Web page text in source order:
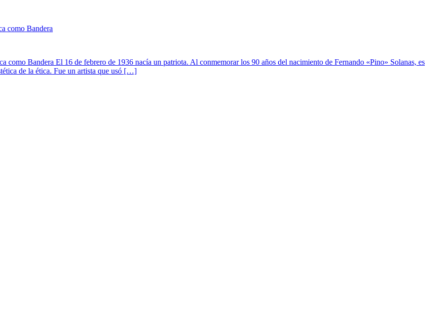
como Bandera
como Bandera El 16 de febrero de 1936 nacía un patriota. Al conmemorar los 90 años del nacimiento de Fernando «Pino» Solanas, es
de la ética. Fue un artista que usó […]